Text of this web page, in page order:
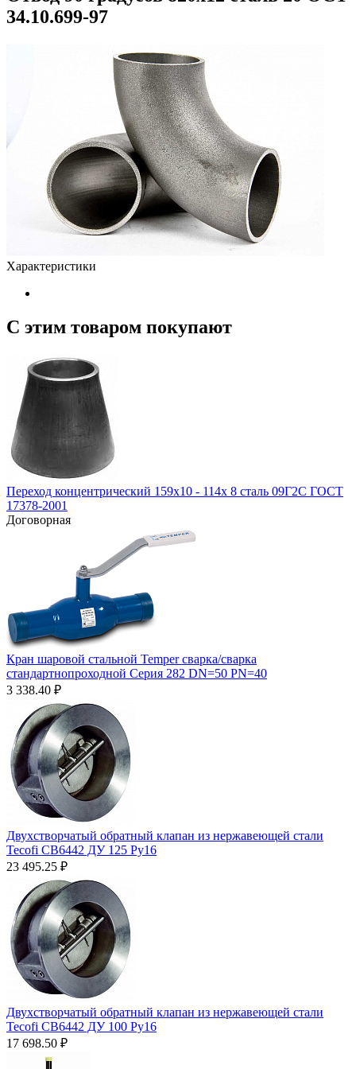
34.10.699-97
Характеристики
С этим товаром покупают
Переход концентрический 159х10 - 114х 8 сталь 09Г2С ГОСТ
17378-2001
Договорная
Кран шаровой стальной Temper сварка/сварка
стандартнопроходной Серия 282 DN=50 PN=40
3 338.40 ₽
Двухстворчатый обратный клапан из нержавеющей стали
Tecofi CB6442 ДУ 125 Ру16
23 495.25 ₽
Двухстворчатый обратный клапан из нержавеющей стали
Tecofi CB6442 ДУ 100 Ру16
17 698.50 ₽